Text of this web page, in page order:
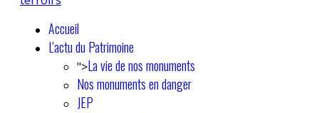
Accueil
L'actu du Patrimoine
">La vie de nos monuments
Nos monuments en danger
JEP